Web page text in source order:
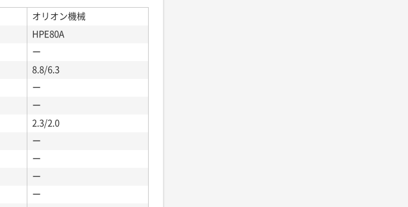
オリオン機械
HPE80A
ー
8.8/6.3
ー
ー
2.3/2.0
ー
ー
ー
ー